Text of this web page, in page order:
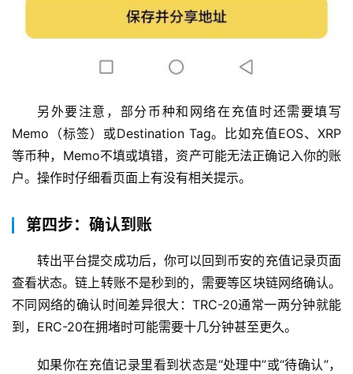
计
算
投
器
另外要注意，部分币种和网络在充值时还需要填写
Memo（标签）或Destination Tag。比如充值EOS、XRP
等币种，Memo不填或填错，资产可能无法正确记入你的账
户。操作时仔细看页面上有没有相关提示。
第四步：确认到账
转出平台提交成功后，你可以回到币安的充值记录页面
查看状态。链上转账不是秒到的，需要等区块链网络确认。
不同网络的确认时间差异很大：TRC-20通常一两分钟就能
到，ERC-20在拥堵时可能需要十几分钟甚至更久。
如果你在充值记录里看到状态是“处理中”或“待确认”，